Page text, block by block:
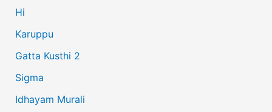
:Hi
Karuppu
Gatta Kusthi 2
Sigma
Idhayam Murali